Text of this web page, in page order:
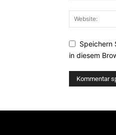
Speichern
in diesem